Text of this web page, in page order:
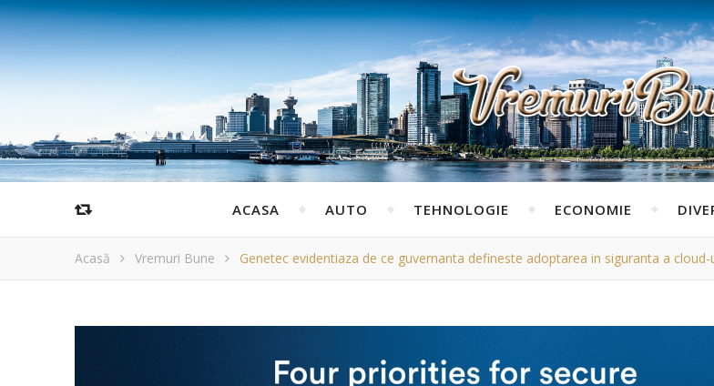
ACASA AUTO TEHNOLOGIE ECONOMIE
Acasă Vremuri Bune Genetec evidentiaza de ce guvernanta defineste adoptarea in siguranta a